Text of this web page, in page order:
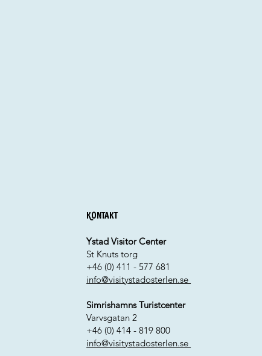
Kontakt
Ystad Visitor Center
St Knuts torg
+46 (0) 411 - 577 681
info@visitystadosterlen.se
Simrishamns Turistcenter
Varvsgatan 2
+46 (0) 414 - 819 800
info@visitystadosterlen.se